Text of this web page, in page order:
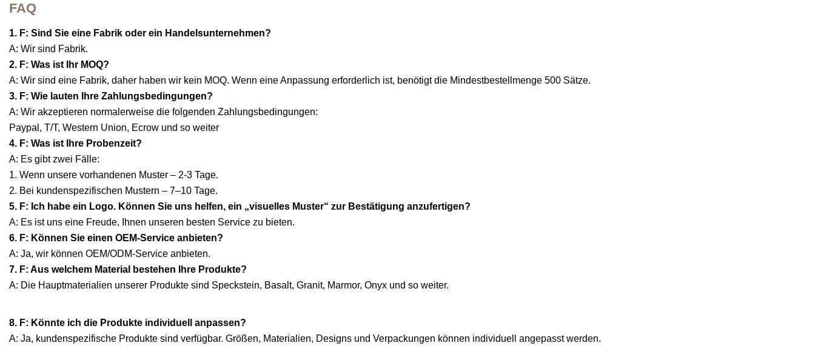
FAQ
1. F: Sind Sie eine Fabrik oder ein Handelsunternehmen?
A: Wir sind Fabrik.
2. F: Was ist Ihr MOQ?
A: Wir sind eine Fabrik, daher haben wir kein MOQ. Wenn eine Anpassung erforderlich ist, benötigt die Mindestbestellmenge 500 Sätze.
3. F: Wie lauten Ihre Zahlungsbedingungen?
A: Wir akzeptieren normalerweise die folgenden Zahlungsbedingungen:
Paypal, T/T, Western Union, Ecrow und so weiter
4. F: Was ist Ihre Probenzeit?
A: Es gibt zwei Fälle:
1. Wenn unsere vorhandenen Muster – 2-3 Tage.
2. Bei kundenspezifischen Mustern – 7–10 Tage.
5. F: Ich habe ein Logo. Können Sie uns helfen, ein „visuelles Muster“ zur Bestätigung anzufertigen?
A: Es ist uns eine Freude, Ihnen unseren besten Service zu bieten.
6. F: Können Sie einen OEM-Service anbieten?
A: Ja, wir können OEM/ODM-Service anbieten.
7. F: Aus welchem ​​Material bestehen Ihre Produkte?
A: Die Hauptmaterialien unserer Produkte sind Speckstein, Basalt, Granit, Marmor, Onyx und so weiter.
8. F: Könnte ich die Produkte individuell anpassen?
A: Ja, kundenspezifische Produkte sind verfügbar. Größen, Materialien, Designs und Verpackungen können individuell angepasst werden.